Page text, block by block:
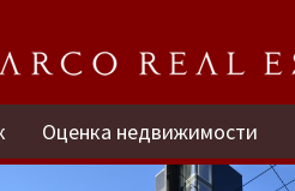
Оценка недвижимости
iela 20a